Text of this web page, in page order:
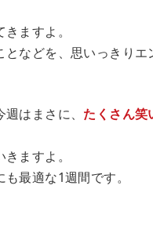
ますよ。
などを、思いっきりエ
はまさに、 たくさん笑
ますよ。
最適な1週間です。